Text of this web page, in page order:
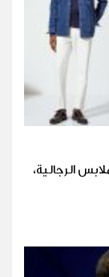
الرجالية،